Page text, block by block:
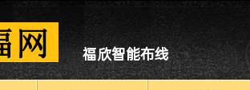
福欣智能布线